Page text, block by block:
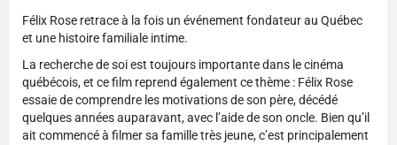
Félix Rose retrace à la fois un événement fondateur au Québec
et une histoire familiale intime.
La recherche de soi est toujours importante dans le cinéma
québécois, et ce film reprend également ce thème : Félix Rose
essaie de comprendre les motivations de son père, décédé
quelques années auparavant, avec l’aide de son oncle. Bien qu’il
ait commencé à filmer sa famille très jeune, c’est principalement